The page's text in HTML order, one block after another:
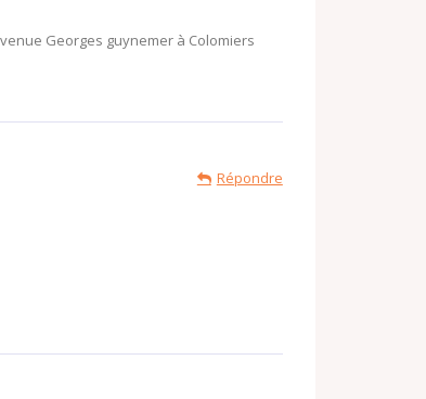
Georges guynemer à Colomiers
Répondre